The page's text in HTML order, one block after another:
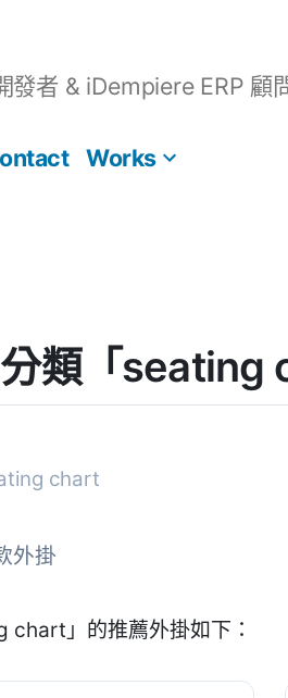
發者 & iDempiere ERP
Works
類「seating
chart
外掛
chart」的推薦外掛如下：